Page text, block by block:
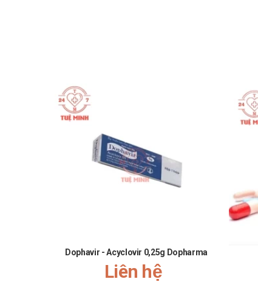
Đóng gói: Hộp 1 chai 100ml.
Dophavir - Acyclovir 0,25g Dopharma
Liên hệ